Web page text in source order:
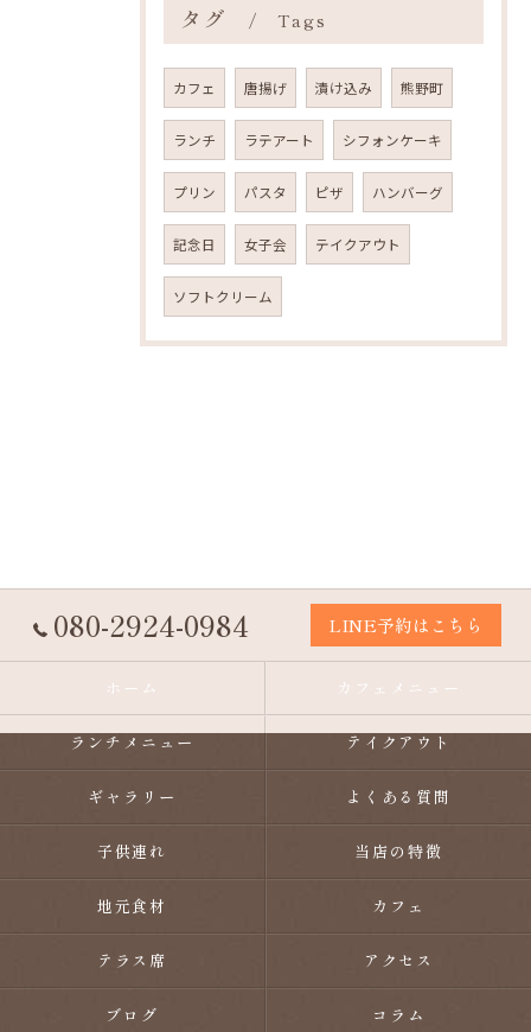
タグ Tags
カフェ 唐揚げ 漬け込み 熊野町
ランチ ラテアート シフォンケーキ
プリン パスタ ピザ ハンバーグ
記念日 女子会 テイクアウト
ソフトクリーム
080-2924-0984 LINE予約はこちら
ホーム カフェメニュー
ランチメニュー テイクアウト
ギャラリー よくある質問
子供連れ 当店の特徴
地元食材 カフェ
テラス席 アクセス
ブログ コラム